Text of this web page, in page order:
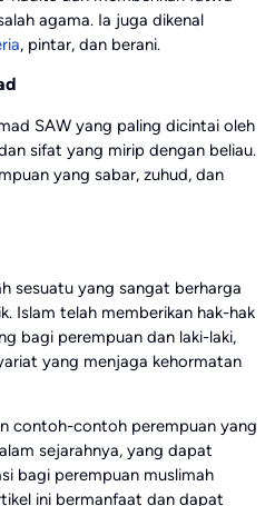
agama. Ia juga dikenal
, pintar, dan berani.
SAW yang paling dicintai oleh
sifat yang mirip dengan beliau.
yang sabar, zuhud, dan
sesuatu yang sangat berharga
Islam telah memberikan hak-hak
bagi perempuan dan laki-laki,
yang menjaga kehormatan
contoh-contoh perempuan yang
sejarahnya, yang dapat
bagi perempuan muslimah
ini bermanfaat dan dapat